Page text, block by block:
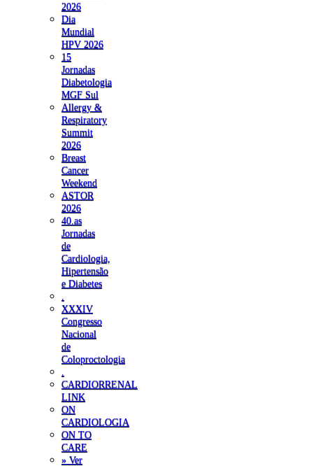
2026
Dia
Mundial
HPV 2026
15
Jornadas
Diabetologia
MGF Sul
Allergy &
Respiratory
Summit
2026
Breast
Cancer
Weekend
ASTOR
2026
40.as
Jornadas
de
Cardiologia,
Hipertensão
e Diabetes
XXXIV
Congresso
Nacional
de
Coloproctologia
CARDIORRENAL
LINK
ON
CARDIOLOGIA
ON TO
CARE
» Ver